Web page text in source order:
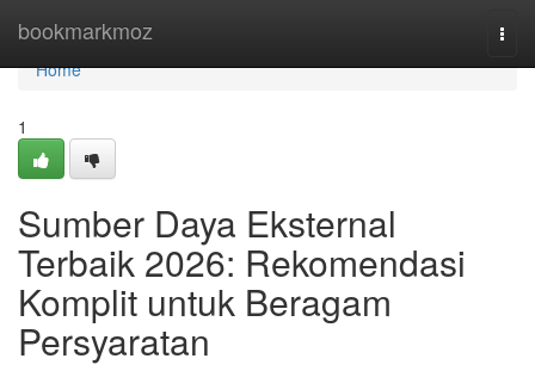
bookmarkmoz
Home
Home
1
Sumber Daya Eksternal
Terbaik 2026: Rekomendasi
Komplit untuk Beragam
Persyaratan